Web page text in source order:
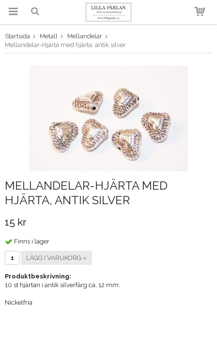
Produkten har blivit tillagd i
varukorgen
Startsida Metall
Mellandelar
Mellandelar-Hjärta med hjärta, antik silver
MELLANDELAR-HJÄRTA MED
HJÄRTA, ANTIK SILVER
15 kr
Finns i lager
LÄGG I VARUKORG »
Produktbeskrivning:
10 st hjärtan i antik silverfärg ca, 12 mm.
Nickelfria